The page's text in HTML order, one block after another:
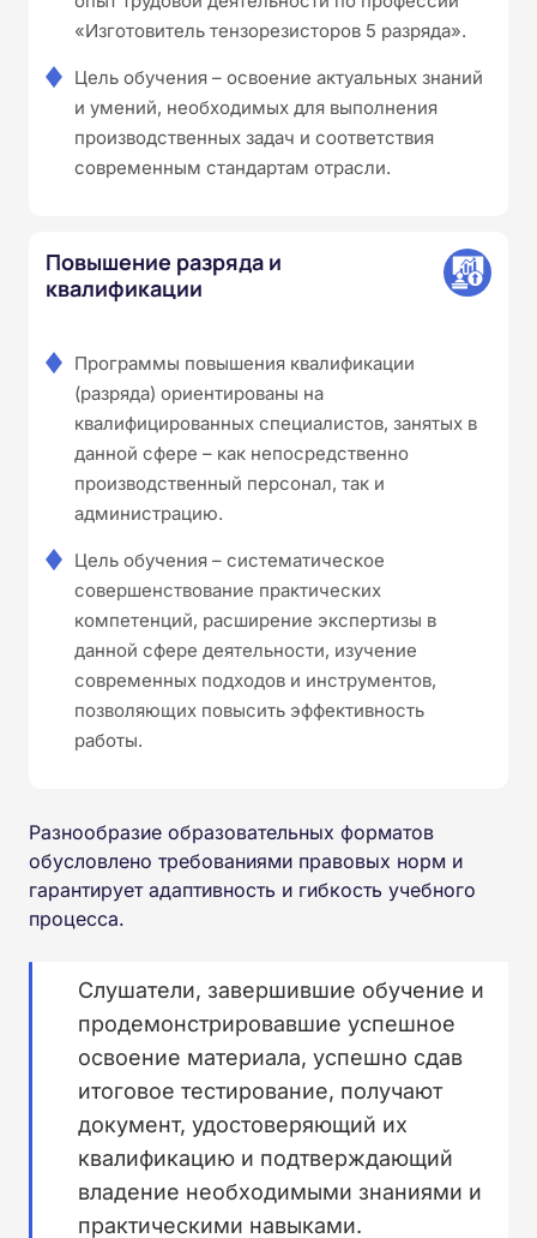
«Изготовитель тензорезисторов 5 разряда».
Цель обучения – освоение актуальных знаний
и умений, необходимых для выполнения
производственных задач и соответствия
современным стандартам отрасли.
Повышение разряда и
квалификации
Программы повышения квалификации
(разряда) ориентированы на
квалифицированных специалистов, занятых в
данной сфере – как непосредственно
производственный персонал, так и
администрацию.
Цель обучения – систематическое
совершенствование практических
компетенций, расширение экспертизы в
данной сфере деятельности, изучение
современных подходов и инструментов,
позволяющих повысить эффективность
работы.
Разнообразие образовательных форматов
обусловлено требованиями правовых норм и
гарантирует адаптивность и гибкость учебного
процесса.
Слушатели, завершившие обучение и
продемонстрировавшие успешное
освоение материала, успешно сдав
итоговое тестирование, получают
документ, удостоверяющий их
квалификацию и подтверждающий
владение необходимыми знаниями и
практическими навыками.